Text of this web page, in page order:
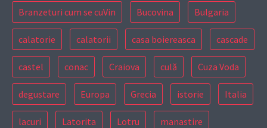
Branzeturi cum se cuVin Bucovina Bulgaria
calatorie calatorii casa boiereasca cascade
castel conac Craiova culă Cuza Voda
degustare Europa Grecia istorie Italia
lacuri Latorita Lotru manastire